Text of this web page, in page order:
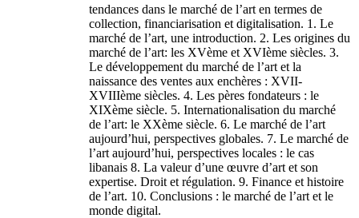
tendances dans le marché de l’art en termes de
collection, financiarisation et digitalisation. 1. Le
marché de l’art, une introduction. 2. Les origines du
marché de l’art: les XVème et XVIème siècles. 3.
Le développement du marché de l’art et la
naissance des ventes aux enchères : XVII-
XVIIIème siècles. 4. Les pères fondateurs : le
XIXème siècle. 5. Internationalisation du marché
de l’art: le XXème siècle. 6. Le marché de l’art
aujourd’hui, perspectives globales. 7. Le marché de
l’art aujourd’hui, perspectives locales : le cas
libanais 8. La valeur d’une œuvre d’art et son
expertise. Droit et régulation. 9. Finance et histoire
de l’art. 10. Conclusions : le marché de l’art et le
monde digital.